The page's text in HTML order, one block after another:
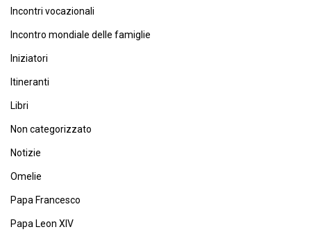
Incontri vocazionali
Incontro mondiale delle famiglie
Iniziatori
Itineranti
Libri
Non categorizzato
Notizie
Omelie
Papa Francesco
Papa Leon XIV